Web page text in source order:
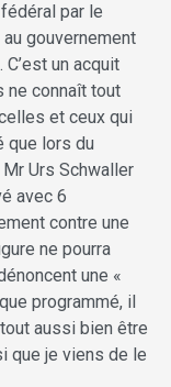
par le
gouvernement
un acquit
ne connaît tout
et ceux qui
que lors du
Urs Schwaller
avec 6
contre une
ne pourra
une «
programmé, il
aussi bien être
que je viens de le